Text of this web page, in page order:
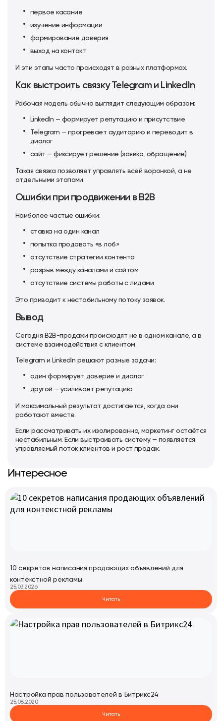
первое касание
изучение информации
формирование доверия
выход на контакт
И эти этапы часто происходят в разных платформах.
Как выстроить связку Telegram и LinkedIn
Рабочая модель обычно выглядит следующим образом:
LinkedIn — формирует репутацию и присутствие
Telegram — прогревает аудиторию и переводит в
диалог
сайт — фиксирует решение (заявка, обращение)
Такая связка позволяет управлять всей воронкой, а не
отдельными этапами.
Ошибки при продвижении в B2B
Наиболее частые ошибки:
ставка на один канал
попытка продавать «в лоб»
отсутствие стратегии контента
разрыв между каналами и сайтом
отсутствие системы работы с лидами
Это приводит к нестабильному потоку заявок.
Вывод
Сегодня B2B-продажи происходят не в одном канале, а в
системе взаимодействия с клиентом.
Telegram и LinkedIn решают разные задачи:
один формирует доверие и диалог
другой — усиливает репутацию
И максимальный результат достигается, когда они
работают вместе.
Если рассматривать их изолированно, маркетинг остаётся
нестабильным. Если выстраивать систему — появляется
управляемый поток клиентов и рост продаж.
Интересное
10 секретов написания продающих объявлений для
контекстной рекламы
25.03.2026
Читать
Настройка прав пользователей в Битрикс24
25.08.2020
Читать